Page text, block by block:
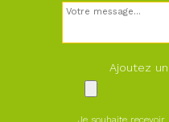
Ajoutez
Je souhaite recevoir